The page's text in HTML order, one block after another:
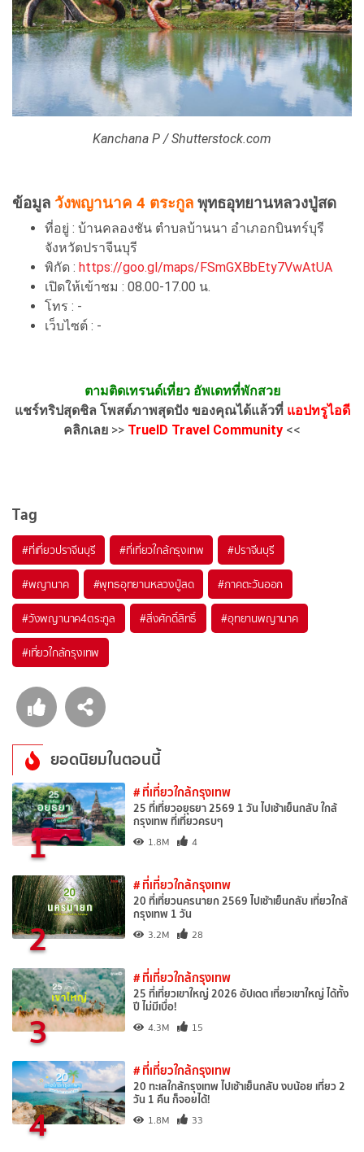
Kanchana P / Shutterstock.com
ข้อมูล วังพญานาค 4 ตระกูล พุทธอุทยานหลวงปู่สด
ที่อยู่ : บ้านคลองชัน ตำบลบ้านนา อำเภอกบินทร์บุรี
จังหวัดปราจีนบุรี
พิกัด : https://goo.gl/maps/FSmGXBbEty7VwAtUA
เปิดให้เข้าชม : 08.00-17.00 น.
โทร : -
เว็บไซต์ : -
ตามติดเทรนด์เที่ยว อัพเดทที่พักสวย
แชร์ทริปสุดชิล โพสต์ภาพสุดปัง ของคุณได้แล้วที่ แอปทรูไอดี
คลิกเลย >> TrueID Travel Community <<
Tag
#ที่เที่ยวปราจีนบุรี #ที่เที่ยวใกล้กรุงเทพ #ปราจีนบุรี
#พญานาค #พุทธอุทยานหลวงปู่สด #ภาคตะวันออก
#วังพญานาค4ตระกูล #สิ่งศักดิ์สิทธิ์ #อุทยานพญานาค
#เที่ยวใกล้กรุงเทพ
ยอดนิยมในตอนนี้
1
# ที่เที่ยวใกล้กรุงเทพ
25 ที่เที่ยวอยุธยา 2569 1 วัน ไปเช้าเย็นกลับ ใกล้
กรุงเทพ ที่เที่ยวครบๆ
1.8M 4
2
# ที่เที่ยวใกล้กรุงเทพ
20 ที่เที่ยวนครนายก 2569 ไปเช้าเย็นกลับ เที่ยวใกล้
กรุงเทพ 1 วัน
3.2M 28
3
# ที่เที่ยวใกล้กรุงเทพ
25 ที่เที่ยวเขาใหญ่ 2026 อัปเดต เที่ยวเขาใหญ่ ได้ทั้ง
ปี ไม่มีเบื่อ!
4.3M 15
4
# ที่เที่ยวใกล้กรุงเทพ
20 ทะเลใกล้กรุงเทพ ไปเช้าเย็นกลับ งบน้อย เที่ยว 2
วัน 1 คืน ก็จอยได้!
1.8M 33